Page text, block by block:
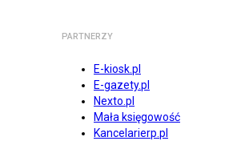
PARTNERZY
E-kiosk.pl
E-gazety.pl
Nexto.pl
Mała księgowość
Kancelarierp.pl